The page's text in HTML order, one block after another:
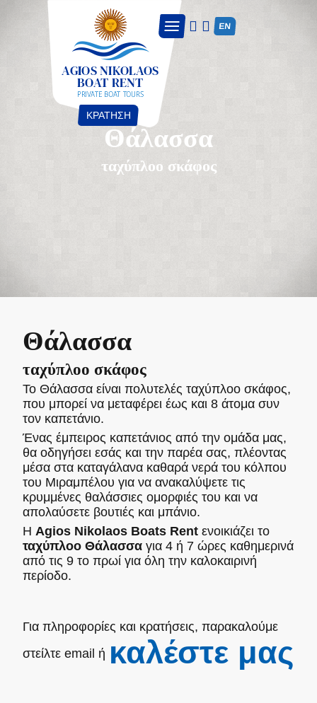
ΚΡΑΤΗΣΗ
EN
Θάλασσα
ταχύπλοο σκάφος
Θάλασσα
ταχύπλοο σκάφος
Το Θάλασσα είναι πολυτελές ταχύπλοο σκάφος,
που μπορεί να μεταφέρει έως και 8 άτομα συν
τον καπετάνιο.
Ένας έμπειρος καπετάνιος από την ομάδα μας,
θα οδηγήσει εσάς και την παρέα σας, πλέοντας
μέσα στα καταγάλανα καθαρά νερά του κόλπου
του Μιραμπέλου για να ανακαλύψετε τις
κρυμμένες θαλάσσιες ομορφιές του και να
απολαύσετε βουτιές και μπάνιο.
Η Agios Nikolaos Boats Rent ενοικιάζει το
ταχύπλοο Θάλασσα για 4 ή 7 ώρες καθημερινά
από τις 9 το πρωί για όλη την καλοκαιρινή
περίοδο.
Για πληροφορίες και κρατήσεις, παρακαλούμε
στείλτε email ή καλέστε μας